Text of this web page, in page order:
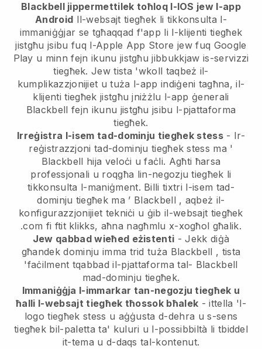
Blackbell jippermettilek toħloq l-IOS jew l-app
Android Il-websajt tiegħek li tikkonsulta l-
immaniġġjar se tgħaqqad f'app li l-klijenti tiegħek
jistgħu jsibu fuq l-Apple App Store jew fuq Google
Play u minn fejn ikunu jistgħu jibbukkjaw is-servizzi
tiegħek. Jew tista 'wkoll taqbeż il-
kumplikazzjonijiet u tuża l-app indiġeni tagħna, il-
klijenti tiegħek jistgħu jniżżlu l-app ġenerali
Blackbell fejn ikunu jistgħu jsibu l-pjattaforma
tiegħek.
Irreġistra l-isem tad-dominju tiegħek stess- Ir-
reġistrazzjoni tad-dominju tiegħek stess ma '
Blackbell hija veloċi u faċli. Agħti ħarsa
professjonali u roqgħa lin-negozju tiegħek li
tikkonsulta l-maniġment. Billi tixtri l-isem tad-
dominju tiegħek ma ’ Blackbell , aqbeż il-
konfigurazzjonijiet tekniċi u ġib il-websajt tiegħek
.com fi ftit klikks, aħna nagħmlu x-xogħol għalik.
Jew qabbad wieħed eżistenti - Jekk diġà
għandek dominju imma trid tuża Blackbell , tista
'faċilment tqabbad il-pjattaforma tal- Blackbell
mad-dominju tiegħek.
Immaniġġja l-immarkar tan-negozju tiegħek u
ħalli l-websajt tiegħek tħossok bħalek - ittella 'l-
logo tiegħek stess u aġġusta d-dehra u s-sens
tiegħek bil-paletta ta' kuluri u l-possibbiltà li tbiddel
it-tema u d-daqs tal-kontenut.